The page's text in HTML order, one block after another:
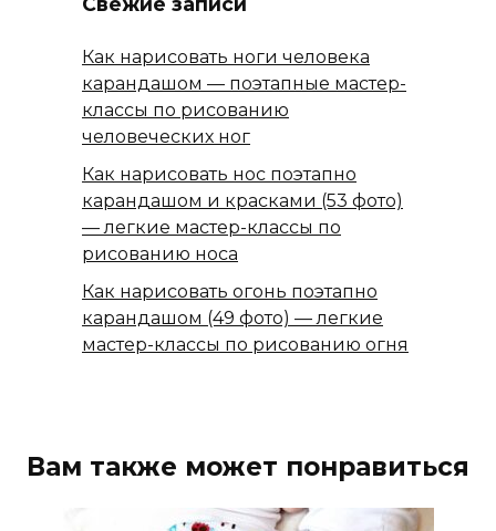
Как нарисовать ноги человека
карандашом — поэтапные мастер-
классы по рисованию
человеческих ног
Как нарисовать нос поэтапно
карандашом и красками (53 фото)
— легкие мастер-классы по
рисованию носа
Как нарисовать огонь поэтапно
карандашом (49 фото) — легкие
мастер-классы по рисованию огня
Вам также может понравиться